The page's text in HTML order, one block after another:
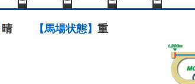
晴 【馬場状態】 重